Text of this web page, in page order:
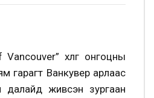
хөлөг онгоцны
гарагт Ванкувер арлаас
далайд живсэн зургаан